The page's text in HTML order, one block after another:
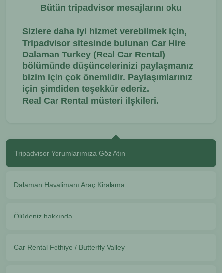
Bütün tripadvisor mesajlarını oku
Sizlere daha iyi hizmet verebilmek için,
Tripadvisor sitesinde bulunan Car Hire
Dalaman Turkey (Real Car Rental)
bölümünde düşüncelerinizi paylaşmanız
bizim için çok önemlidir. Paylaşımlarınız
için şimdiden teşekkür ederiz.
Real Car Rental müsteri ilşkileri.
Tripadvisor Yorumlarımıza Göz Atın
Dalaman Havalimanı Araç Kiralama
Ölüdeniz hakkında
Car Rental Fethiye / Butterfly Valley